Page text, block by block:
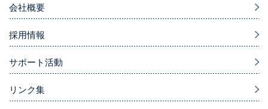
会社概要
採用情報
サポート活動
リンク集